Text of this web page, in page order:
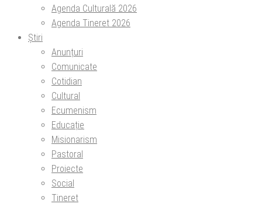
Agenda Culturală 2026
Agenda Tineret 2026
Știri
Anunțuri
Comunicate
Cotidian
Cultural
Ecumenism
Educație
Misionarism
Pastoral
Proiecte
Social
Tineret